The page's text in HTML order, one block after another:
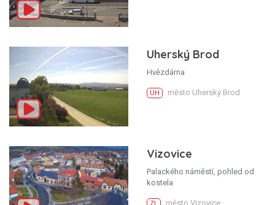
Uherský Brod
Hvězdárna
UH město Uherský Brod
Vizovice
Palackého náměstí, pohled od
kostela
ZL město Vizovice